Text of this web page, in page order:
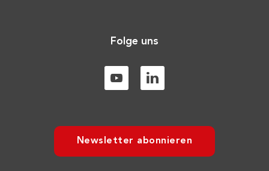
Folge uns
Newsletter abonnieren